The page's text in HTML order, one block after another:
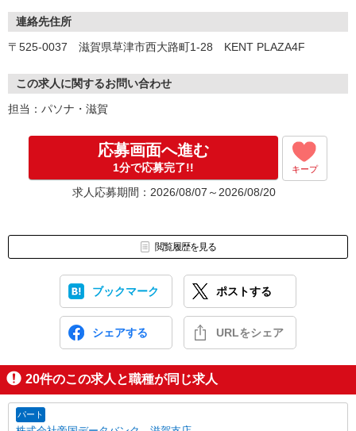
▼面談 ※WEB、来社を選択可能です
▼お仕事紹介
▼お仕事開始
連絡先住所
〒525-0037 滋賀県草津市西大路町1-28 KENT PLAZA4F
この求人に関するお問い合わせ
担当：パソナ・滋賀
応募画面へ進む
1分で応募完了!! キープ
求人応募期間：2026/08/07～2026/08/20
閲覧履歴を見る
ブックマーク ポストする
シェアする URLをシェア
20件のこの求人と職種が同じ求人
パート